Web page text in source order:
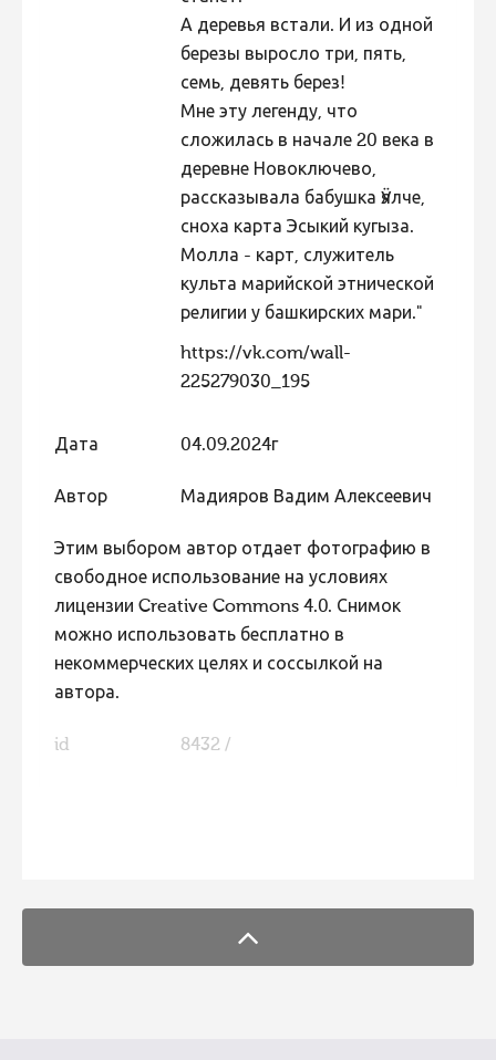
А деревья встали. И из одной
березы выросло три, пять,
семь, девять берез!
Мне эту легенду, что
сложилась в начале 20 века в
деревне Новоключево,
рассказывала бабушка Ӱялче,
сноха карта Эсыкий кугыза.
Молла - карт, служитель
культа марийской этнической
религии у башкирских мари."
https://vk.com/wall-
225279030_195
Дата 04.09.2024г
Автор Мадияров Вадим Алексеевич
Этим выбором автор отдает фотографию в
свободное использование на условиях
лицензии Creative Commons 4.0. Снимок
можно использовать бесплатно в
некоммерческих целях и соссылкой на
автора.
id 8432 /